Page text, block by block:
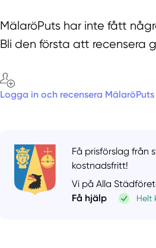
MälaröPuts har inte fått
Bli den första att recensera
Logga in och recensera MälaröPuts
Få prisförslag från
kostnadsfritt!
Vi på Alla
Få hjälp
Helt